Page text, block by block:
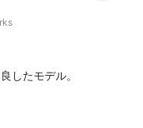
したモデル。